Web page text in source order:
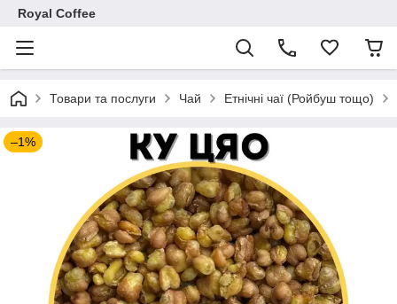
Royal Coffee
Товари та послуги Чай Етнічні чаї (Ройбуш тощо)
–1%